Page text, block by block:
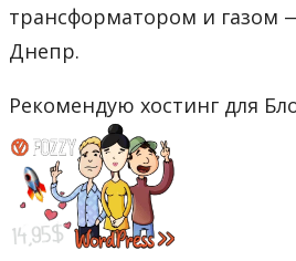
трансформатором и газом
Днепр.
Рекомендую хостинг для